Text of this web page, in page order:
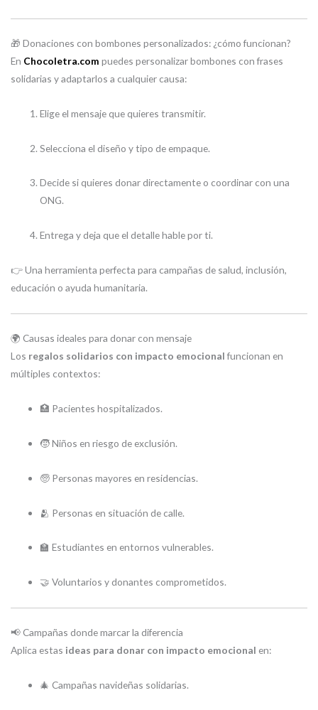
🎁 Donaciones con bombones personalizados: ¿cómo funcionan?
En Chocoletra.com puedes personalizar bombones con frases
solidarias y adaptarlos a cualquier causa:
Elige el mensaje que quieres transmitir.
Selecciona el diseño y tipo de empaque.
Decide si quieres donar directamente o coordinar con una
ONG.
Entrega y deja que el detalle hable por ti.
👉 Una herramienta perfecta para campañas de salud, inclusión,
educación o ayuda humanitaria.
🌍 Causas ideales para donar con mensaje
Los regalos solidarios con impacto emocionalfuncionan en
múltiples contextos:
🏥 Pacientes hospitalizados.
🧒 Niños en riesgo de exclusión.
🧓 Personas mayores en residencias.
🫂 Personas en situación de calle.
🏫 Estudiantes en entornos vulnerables.
🤝 Voluntarios y donantes comprometidos.
📢 Campañas donde marcar la diferencia
Aplica estas ideas para donar con impacto emocional en:
🎄 Campañas navideñas solidarias.